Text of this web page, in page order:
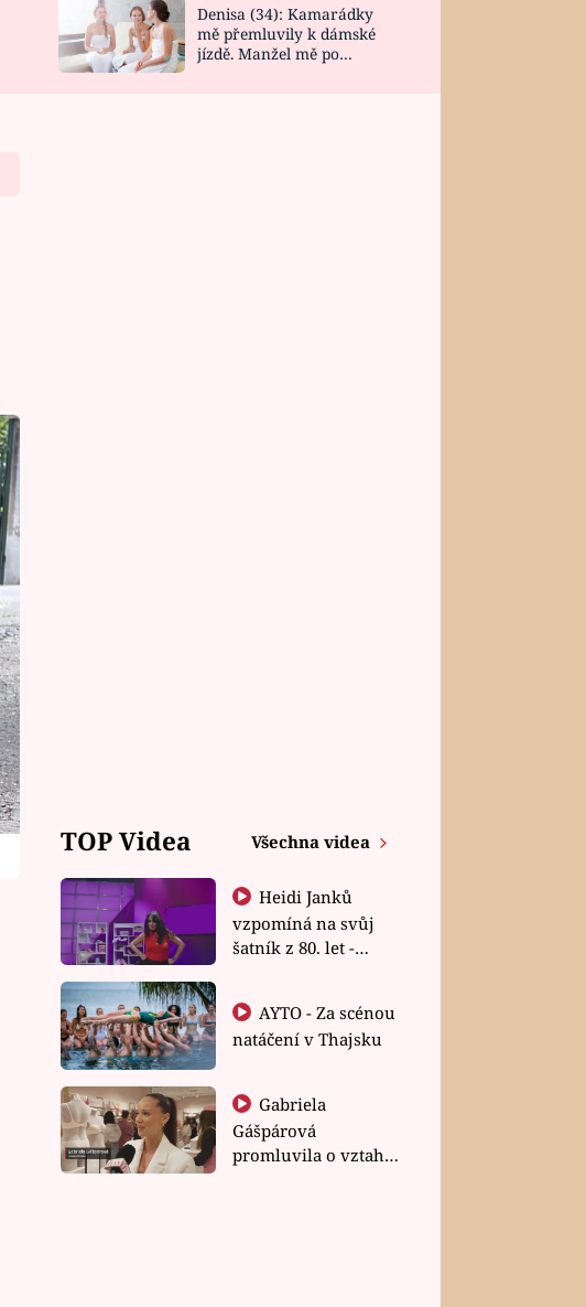
DESIGN
Denisa (34): Kamarádky
mě přemluvily k dámské
jízdě. Manžel mě po
TOP Videa Všechna videa
Heidi Janků
vzpomíná na svůj
šatník z 80. let -
natáčení v Thajsku
Gabriela
Gášpárová
promluvila o vztahu